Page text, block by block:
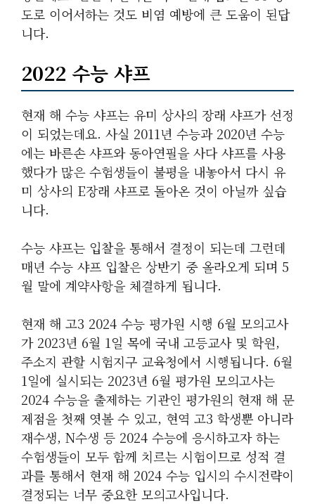
도로 이어서하는 것도 비염 예방에 큰 도움이 된답
니다.
2022 수능 샤프
현재 해 수능 샤프는 유미 상사의 장래 샤프가 선정
이 되었는데요. 사실 2011년 수능과 2020년 수능
에는 바른손 샤프와 동아연필을 사다 샤프를 사용
했다가 많은 수험생들이 불평을 내놓아서 다시 유
미 상사의 E장래 샤프로 돌아온 것이 아닐까 싶습
니다.
수능 샤프는 입찰을 통해서 결정이 되는데 그런데
매년 수능 샤프 입찰은 상반기 중 올라오게 되며 5
월 말에 계약사항을 체결하게 됩니다.
현재 해 고3 2024 수능 평가원 시행 6월 모의고사
가 2023년 6월 1일 목에 국내 고등교사 및 학원,
주소지 관할 시험지구 교육청에서 시행됩니다. 6월
1일에 실시되는 2023년 6월 평가원 모의고사는
2024 수능을 출제하는 기관인 평가원의 현재 해 문
제점을 첫째 엿볼 수 있고, 현역 고3 학생뿐 아니라
재수생, N수생 등 2024 수능에 응시하고자 하는
수험생들이 모두 함께 치르는 시험이므로 성적 결
과를 통해서 현재 해 2024 수능 입시의 수시전략이
결정되는 너무 중요한 모의고사입니다.